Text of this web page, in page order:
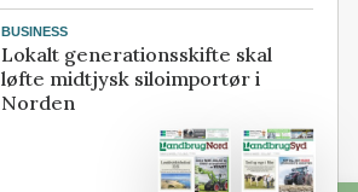
BUSINESS
Lokalt generationsskifte skal
løfte midtjysk siloimportør i
Norden